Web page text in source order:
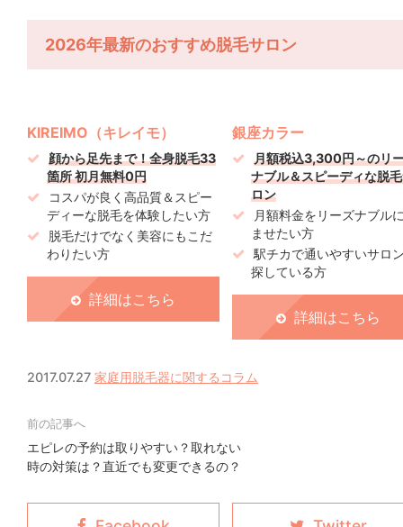
2026年最新のおすすめ脱毛サロン
KIREIMO（キレイモ）
顔から足先まで！全身脱毛33
箇所 初月無料0円
コスパが良く高品質＆スピー
ディーな脱毛を体験したい方
脱毛だけでなく美容にもこだ
わりたい方
詳細はこちら
銀座カラー
月額税込3,300円～のリ
ナブル＆スピーディな脱
ロン
月額料金をリーズナブル
ませたい方
駅チカで通いやすいサロ
探している方
詳細はこちら
2017.07.27 家庭用脱毛器に関するコラム
エピレの予約は取りやすい？取れない
時の対策は？直近でも変更できるの？